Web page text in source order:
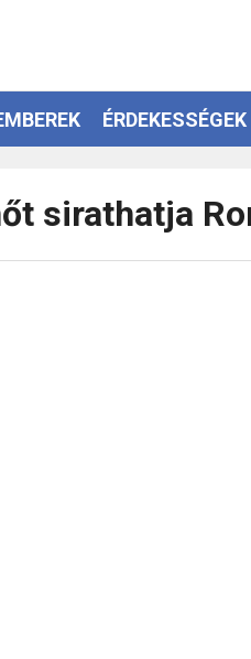
ÉRDEKESSÉGEK
sirathatja